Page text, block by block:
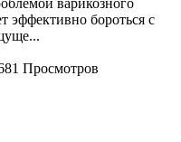
варикозного
эффективно бороться с
Просмотров